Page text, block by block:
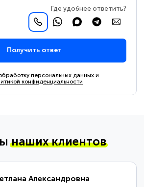
Где удобнее ответить?
Получить ответ
персональных данных и
конфиденциальности
наших клиентов
Александровна